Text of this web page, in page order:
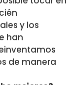
y los
han
de manera